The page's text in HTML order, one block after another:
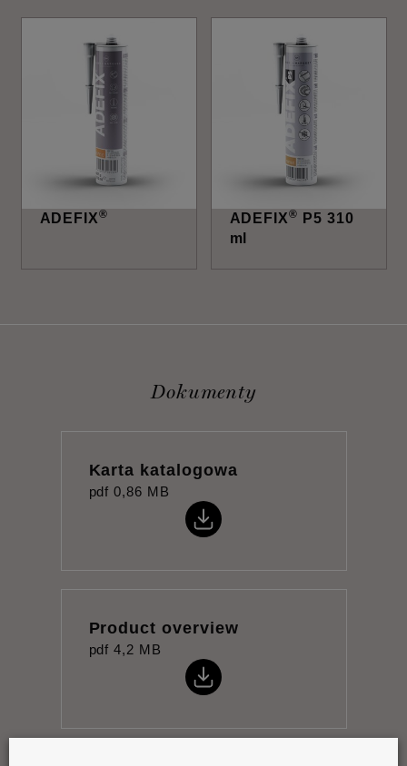
ADEFIX® ADEFIX®
P5 310
ml
Dokumenty
Karta katalogowa
pdf 0,86 MB
Product overview
pdf 4,2 MB